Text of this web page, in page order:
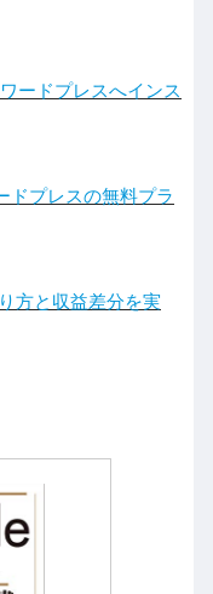
ードプレスへインス
ドプレスの無料プラ
方と収益差分を実